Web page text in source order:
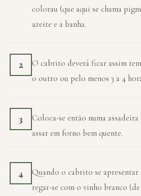
colorau (que aqui se chama
azeite e a banha.
2
O cabrito deverá ficar assim
o outro ou pelo menos 3 a 4
3
Coloca-se então numa
assar em forno bem quente.
4
Quando o cabrito se apresentar
regar-se com o vinho branco